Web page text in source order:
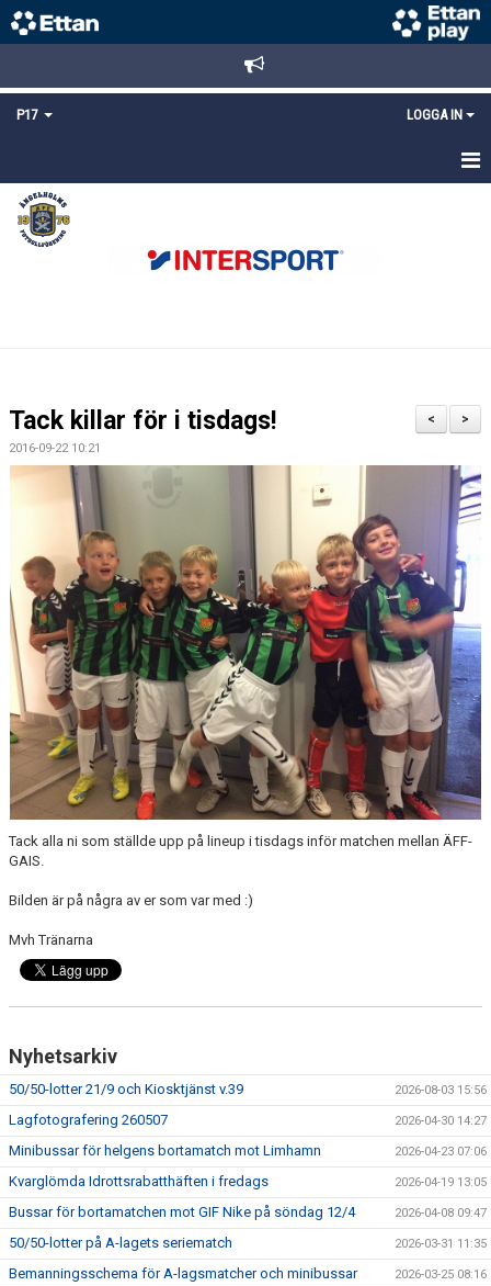
P17 LOGGA IN
HEM
NYHETER
DOKUMENT
KONTAKT
>
<
Tack killar för i tisdags!
2016-09-22 10:21
Tack alla ni som ställde upp på lineup i tisdags inför matchen mellan ÄFF-
GAIS.
Bilden är på några av er som var med :)
Mvh Tränarna
Nyhetsarkiv
50/50-lotter 21/9 och Kiosktjänst v.39 2026-08-03 15:56
Lagfotografering 260507 2026-04-30 14:27
Minibussar för helgens bortamatch mot Limhamn 2026-04-23 07:06
Kvarglömda Idrottsrabatthäften i fredags 2026-04-19 13:05
Bussar för bortamatchen mot GIF Nike på söndag 12/4 2026-04-08 09:47
50/50-lotter på A-lagets seriematch 2026-03-31 11:35
Bemanningsschema för A-lagsmatcher och minibussar 2026-03-25 08:16